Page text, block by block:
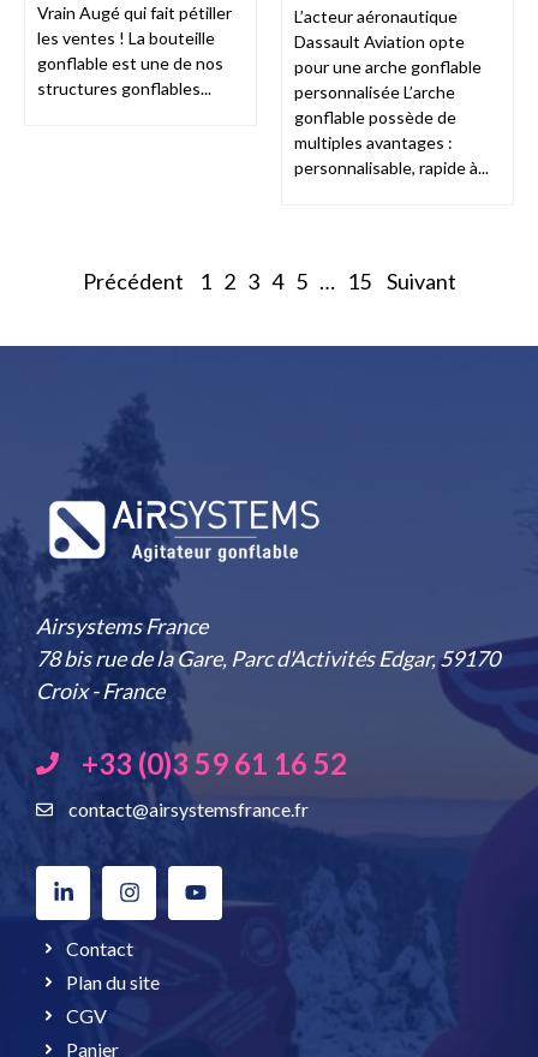
Vrain Augé qui fait pétiller
les ventes ! La bouteille
gonflable est une de nos
structures gonflables...
L’acteur aéronautique
Dassault Aviation opte
pour une arche gonflable
personnalisée L’arche
gonflable possède de
multiples avantages :
personnalisable, rapide à...
Précédent 1 2 3 4 5 … 15 Suivant
Airsystems France
78 bis rue de la Gare, Parc d'Activités Edgar, 59170
Croix - France
+33 (0)3 59 61 16 52
contact@airsystemsfrance.fr
Contact
Plan du site
CGV
Panier